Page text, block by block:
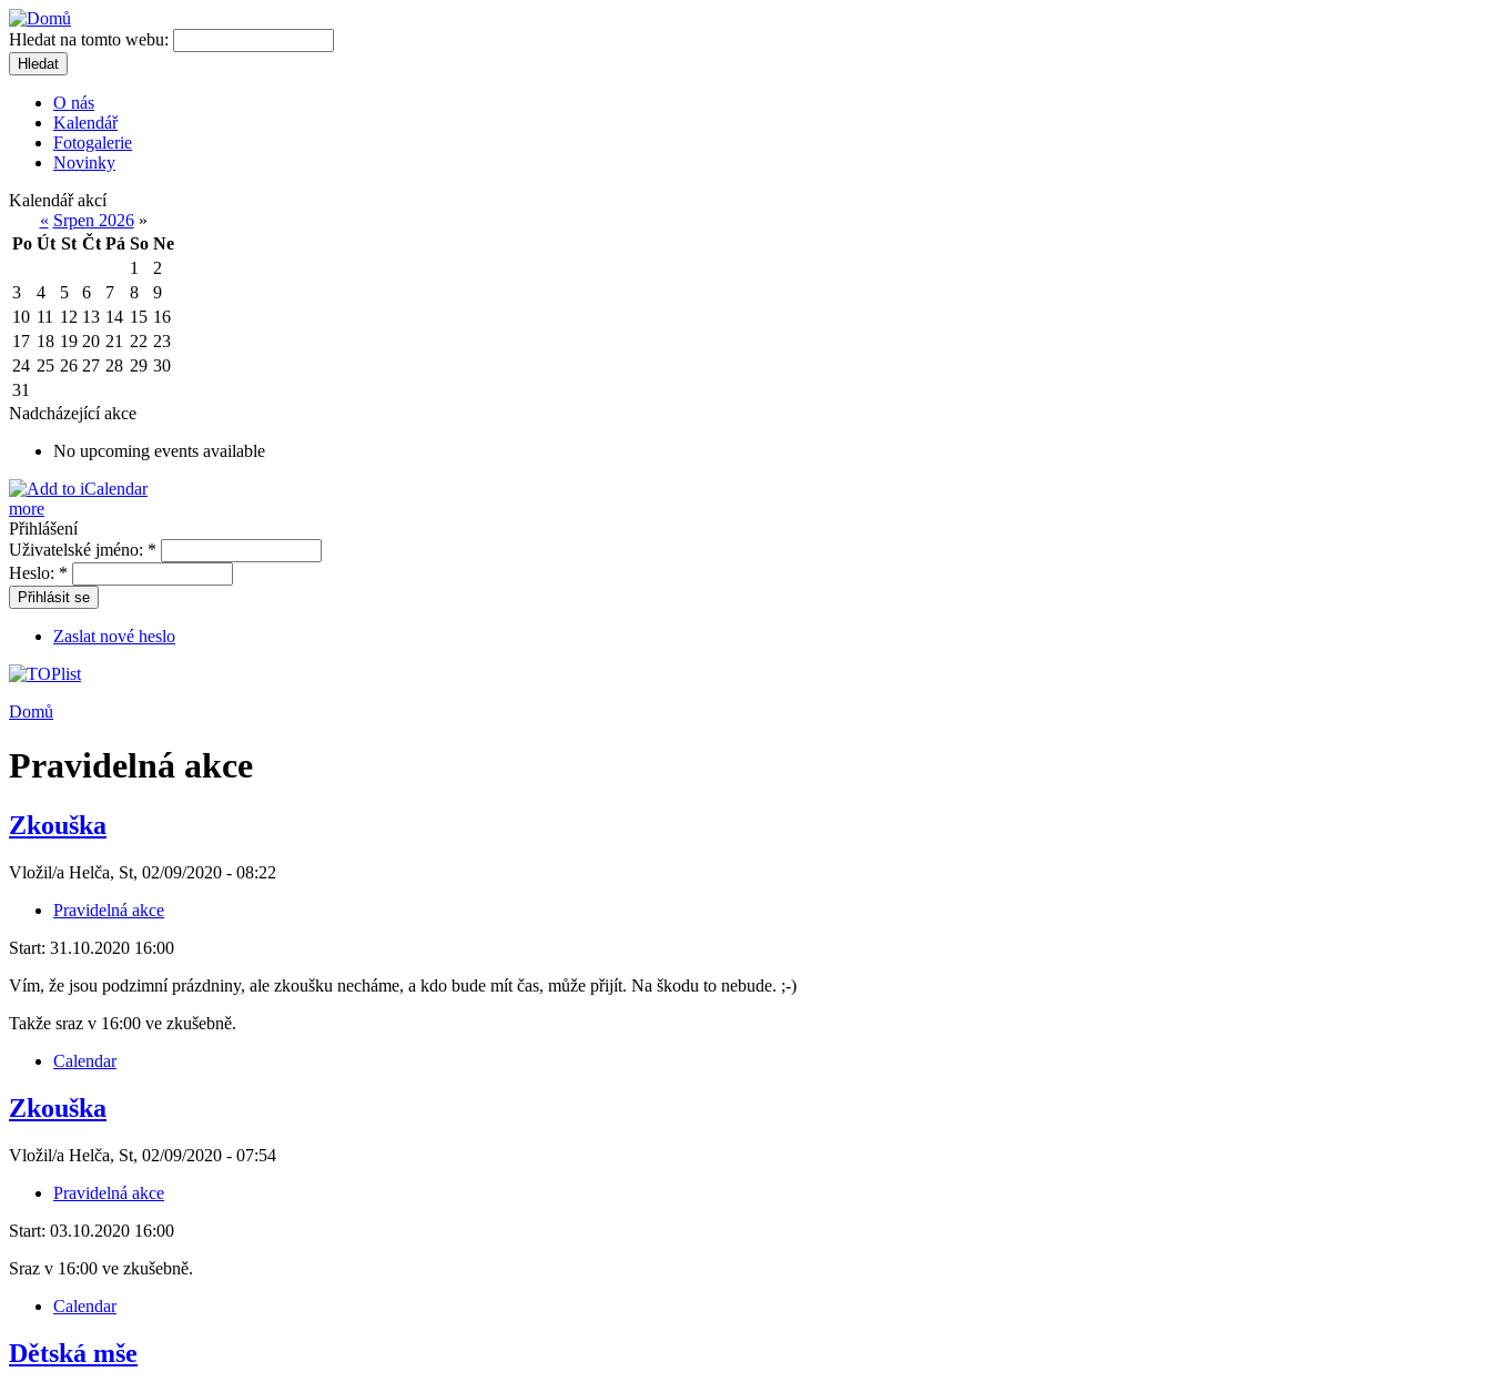
Hledat na tomto webu:
Hledat
O nás
Kalendář
Fotogalerie
Novinky
Kalendář akcí
« Srpen 2026 »
Po Út St Čt Pá So Ne
1
2
3
4 5 6 7 8
9
10 11 12 13 14 15 16
17 18 19 20 21 22 23
24 25 26 27 28 29 30
31
Nadcházející akce
No upcoming events available
more
Přihlášení
Uživatelské jméno: *
Heslo: *
Přihlásit se
Zaslat nové heslo
Domů
Pravidelná akce
Zkouška
Vložil/a Helča, St, 02/09/2020 - 08:22
Pravidelná akce
Start: 31.10.2020 16:00
Vím, že jsou podzimní prázdniny, ale zkoušku necháme, a kdo bude mít čas, může přijít. Na škodu to nebude. ;-)
Takže sraz v 16:00 ve zkušebně.
Calendar
Zkouška
Vložil/a Helča, St, 02/09/2020 - 07:54
Pravidelná akce
Start: 03.10.2020 16:00
Sraz v 16:00 ve zkušebně.
Calendar
Dětská mše